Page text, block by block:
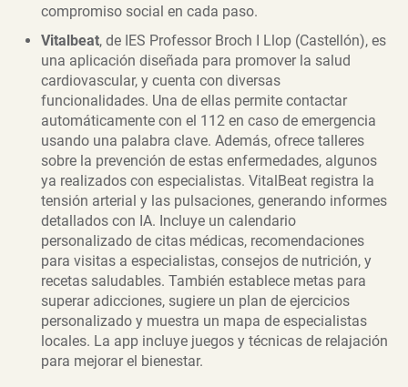
compromiso social en cada paso.
Vitalbeat, de IES Professor Broch I Llop (Castellón), es
una aplicación diseñada para promover la salud
cardiovascular, y cuenta con diversas
funcionalidades. Una de ellas permite contactar
automáticamente con el 112 en caso de emergencia
usando una palabra clave. Además, ofrece talleres
sobre la prevención de estas enfermedades, algunos
ya realizados con especialistas. VitalBeat registra la
tensión arterial y las pulsaciones, generando informes
detallados con IA. Incluye un calendario
personalizado de citas médicas, recomendaciones
para visitas a especialistas, consejos de nutrición, y
recetas saludables. También establece metas para
superar adicciones, sugiere un plan de ejercicios
personalizado y muestra un mapa de especialistas
locales. La app incluye juegos y técnicas de relajación
para mejorar el bienestar.